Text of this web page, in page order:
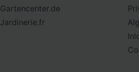
Gartencenter.de
Jardinerie.fr